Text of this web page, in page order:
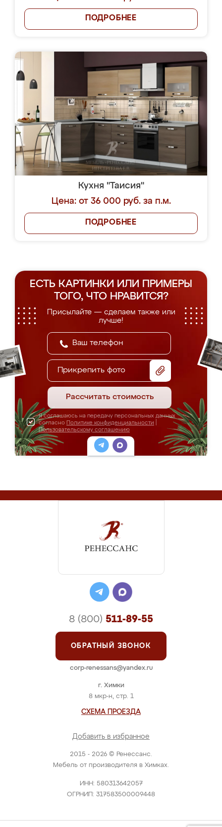
ПОДРОБНЕЕ
Кухня "Таисия"
Цена: от 36 000 руб. за п.м.
ПОДРОБНЕЕ
ЕСТЬ КАРТИНКИ ИЛИ ПРИМЕРЫ
ТОГО, ЧТО НРАВИТСЯ?
Присылайте — сделаем также или
лучше!
Прикрепить фото
Рассчитать стоимость
Я соглашаюсь на передачу персональных данных
согласно Политике конфиденциальности
Пользовательскому соглашению
2015 - 2026 © Ренессанс.
Мебель от производителя в Химках.
ИНН: 580313642057
ОГРНИП: 317583500009448
г. Химки
8 мкр-н, стр. 1
СХЕМА ПРОЕЗДА
Добавить в избранное
8 (800) 511-89-55
ОБРАТНЫЙ ЗВОНОК
corp-renessans@yandex.ru